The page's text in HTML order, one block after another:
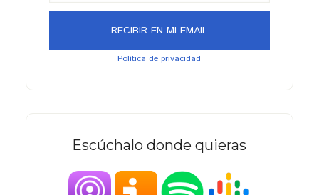
Política de privacidad
Escúchalo donde quieras